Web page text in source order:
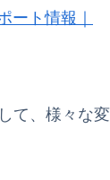
ート情報｜
て、様々な変